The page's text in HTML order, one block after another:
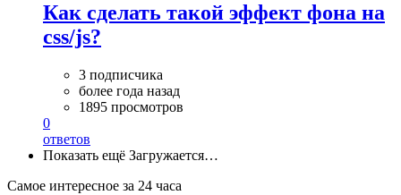
Как сделать такой эффект фона на
css/js?
3 подписчика
более года назад
1895 просмотров
0
ответов
Показать ещё Загружается…
Самое интересное за 24 часа